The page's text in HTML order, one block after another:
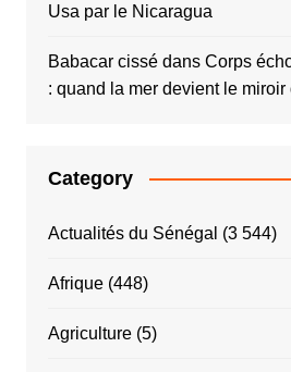
Usa par le Nicaragua
Babacar cissédans Corps
: quand la mer devient le
Category
Actualités du Sénégal (3 544)
Afrique(448)
Agriculture(5)